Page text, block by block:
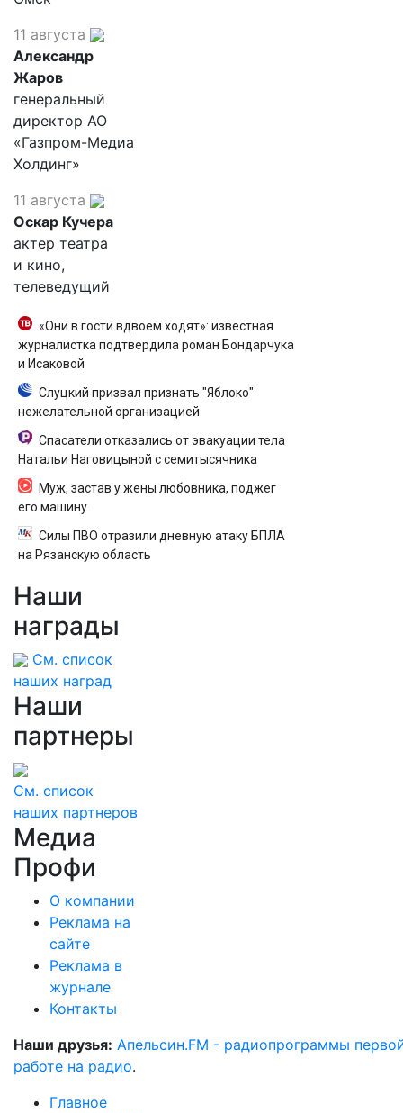
11 августа
Александр
Жаров
генеральный
директор АО
«Газпром-Медиа
Холдинг»
11 августа
Оскар Кучера
актер театра
и кино,
телеведущий
«Они в гости вдвоем ходят»: известная
журналистка подтвердила роман Бондарчука
и Исаковой
Слуцкий призвал признать "Яблоко"
нежелательной организацией
Спасатели отказались от эвакуации тела
Натальи Наговицыной с семитысячника
Муж, застав у жены любовника, поджег
его машину
Силы ПВО отразили дневную атаку БПЛА
на Рязанскую область
Наши
награды
См. список
наших наград
Наши
партнеры
См. список
наших партнеров
Медиа
Профи
О компании
Реклама на
сайте
Реклама в
журнале
Контакты
Наши друзья: Апельсин.FM - радиопрограммы
работе на радио.
Главное